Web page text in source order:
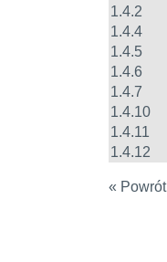
1.4.2
1.4.4
1.4.5
1.4.6
1.4.7
1.4.10
1.4.11
1.4.12
« Powrót